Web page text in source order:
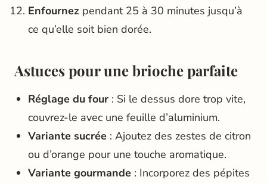
Enfournez pendant 25 à 30 minutes jusqu’à
ce qu’elle soit bien dorée.
Astuces pour une brioche parfaite
Réglage du four: Si le dessus dore trop vite,
couvrez-le avec une feuille d’aluminium.
Variante sucrée: Ajoutez des zestes de citron
ou d’orange pour une touche aromatique.
Variante gourmande: Incorporez des pépites